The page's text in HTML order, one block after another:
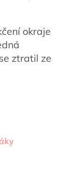
okraje
ztratil ze